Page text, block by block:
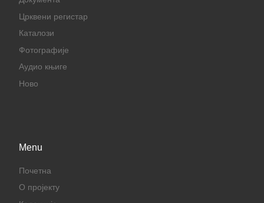
Црквени регистар
Каталози
Фотографије
Аудио књиге
Ново
Menu
Почетна
О пројекту